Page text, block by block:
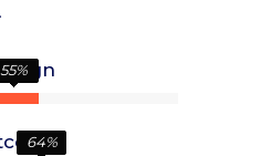
55%
64%